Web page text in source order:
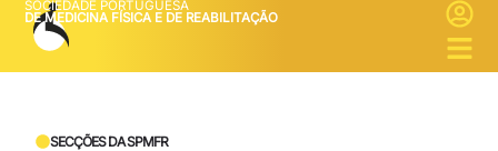
SOCIEDADE PORTUGUESA
DE MEDICINA FÍSICA E DE REABILITAÇÃO
SECÇÕES DA SPMFR